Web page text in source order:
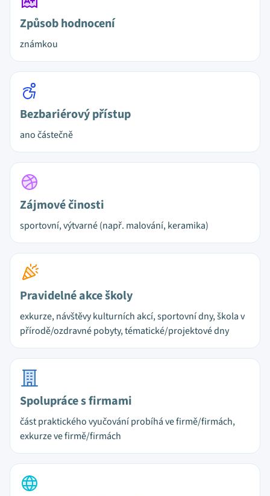
Způsob hodnocení
známkou
Bezbariérový přístup
ano částečně
Zájmové činosti
sportovní, výtvarné (např. malování, keramika)
Pravidelné akce školy
exkurze, návštěvy kulturních akcí, sportovní dny, škola v
přírodě/ozdravné pobyty, tématické/projektové dny
Spolupráce s firmami
část praktického vyučování probíhá ve firmě/firmách,
exkurze ve firmě/firmách